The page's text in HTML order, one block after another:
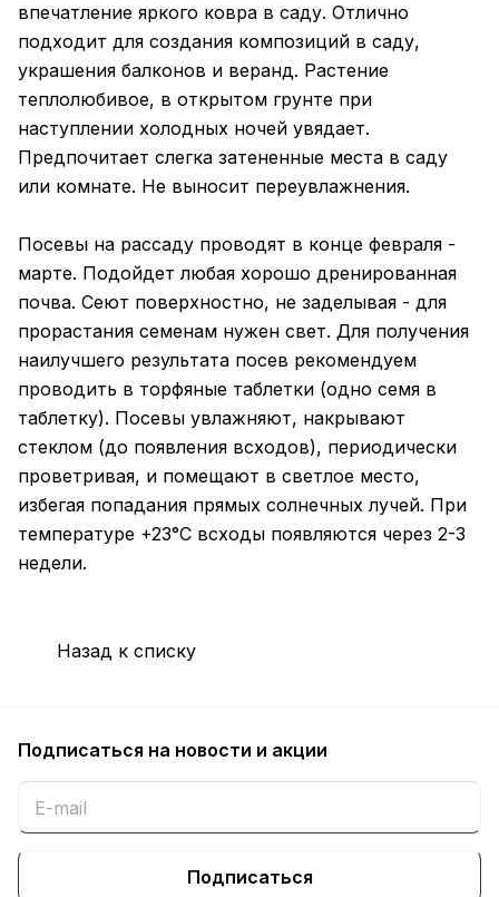
впечатление яркого ковра в саду. Отлично
подходит для создания композиций в саду,
украшения балконов и веранд. Растение
теплолюбивое, в открытом грунте при
наступлении холодных ночей увядает.
Предпочитает слегка затененные места в саду
или комнате. Не выносит переувлажнения.
Посевы на рассаду проводят в конце февраля -
марте. Подойдет любая хорошо дренированная
почва. Сеют поверхностно, не заделывая - для
прорастания семенам нужен свет. Для получения
наилучшего результата посев рекомендуем
проводить в торфяные таблетки (одно семя в
таблетку). Посевы увлажняют, накрывают
стеклом (до появления всходов), периодически
проветривая, и помещают в светлое место,
избегая попадания прямых солнечных лучей. При
температуре +23°С всходы появляются через 2-3
недели.
Назад к списку
Подписаться на новости и акции
Подписаться